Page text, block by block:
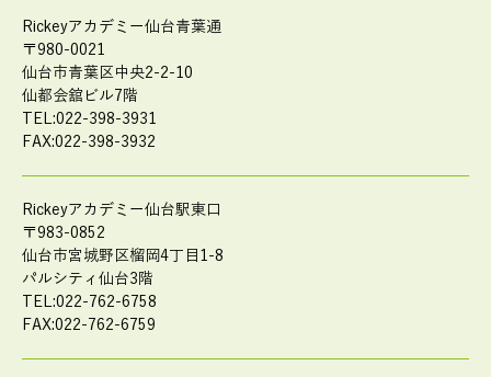
Rickeyアカデミー仙台青葉通
〒980-0021
仙台市青葉区中央2-2-10
仙都会舘ビル7階
TEL:022-398-3931
FAX:022-398-3932
Rickeyアカデミー仙台駅東口
〒983-0852
仙台市宮城野区榴岡4丁目1-8
パルシティ仙台3階
TEL:022-762-6758
FAX:022-762-6759